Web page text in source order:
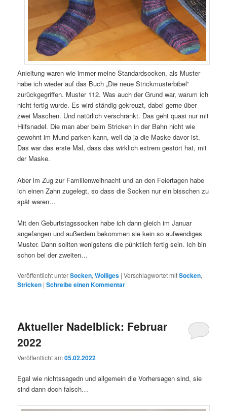
Anleitung waren wie immer meine Standardsocken, als Muster
habe ich wieder auf das Buch „Die neue Strickmusterbibel“
zurückgegriffen. Muster 112. Was auch der Grund war, warum ich
nicht fertig wurde. Es wird ständig gekreuzt, dabei gerne über
zwei Maschen. Und natürlich verschränkt. Das geht quasi nur mit
Hilfsnadel. Die man aber beim Stricken in der Bahn nicht wie
gewohnt im Mund parken kann, weil da ja die Maske davor ist.
Das war das erste Mal, dass das wirklich extrem gestört hat, mit
der Maske.
Aber im Zug zur Familienweihnacht und an den Feiertagen habe
ich einen Zahn zugelegt, so dass die Socken nur ein bisschen zu
spät waren…
Mit den Geburtstagssocken habe ich dann gleich im Januar
angefangen und außerdem bekommen sie kein so aufwendiges
Muster. Dann sollten wenigstens die pünktlich fertig sein. Ich bin
schon bei der zweiten…
Veröffentlicht unterSocken,Wolliges |Verschlagwortet mitSocken,
Stricken |Schreibe einen Kommentar
Aktueller Nadelblick: Februar
2022
Veröffentlicht am05.02.2022
Egal wie nichtssagedn und allgemein die Vorhersagen sind, sie
sind dann doch falsch…